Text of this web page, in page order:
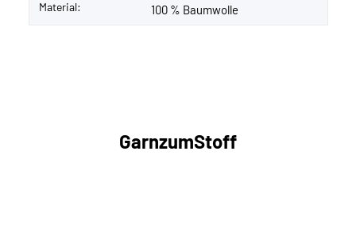
Material: 100 % Baumwolle
GarnzumStoff